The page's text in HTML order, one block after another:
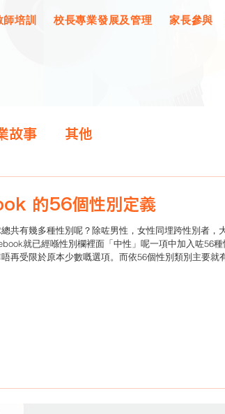
培訓 校長專業發展及管理 家長參與
故事 其他
的56個性別定義
共有幾多種性別呢？除咗男性，女性同埋跨性別者，
就已經喺性別欄裡面「中性」呢一項中加入咗56
再受限於原本少數嘅選項。而依56個性別類別主要就